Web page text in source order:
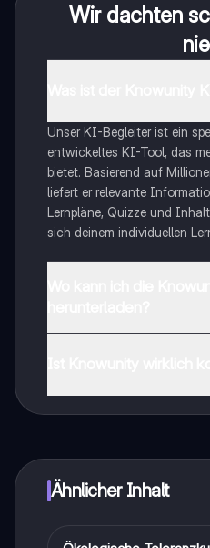
Wir dachten
Unser KI-Begleiter ist ein
entwickeltes KI-Tool, das
bietet. Basierend auf
liefert er relevante
Lernpläne, Quizze und
sich deinem individuellen
Ähnlicher Inhalt